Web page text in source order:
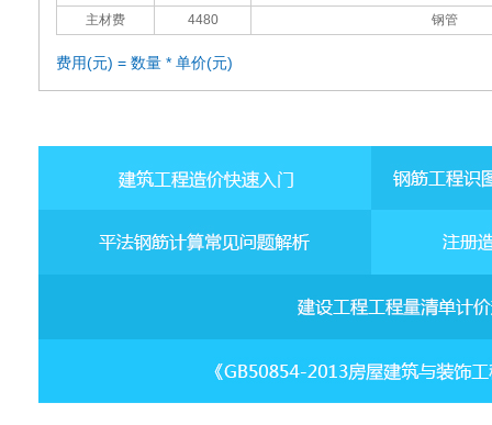
主材费
4480 钢管
费用(元) = 数量 * 单价(元)